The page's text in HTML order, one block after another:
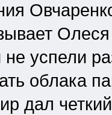
не успели
облака
дал